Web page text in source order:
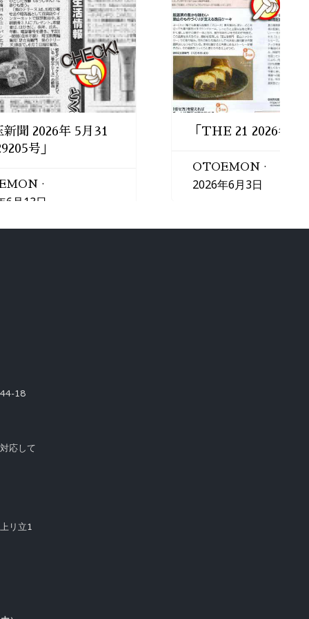
新聞 2026年 5月31
号」
6月13日
「THE 21 2026年7
OTOEMON
2026年6月3日
18
応して
リ立1